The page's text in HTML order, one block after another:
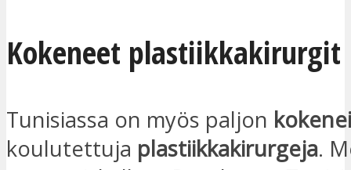
Kokeneet plastiikkakirurgit
Tunisiassa on myös paljon
koulutettuja plastiikkakirurgeja.